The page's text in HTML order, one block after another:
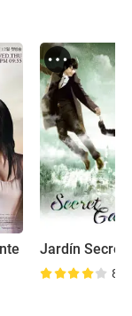
Jardín
8.5